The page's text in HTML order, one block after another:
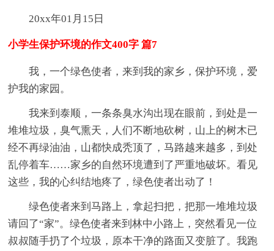
20xx年01月15日
小学生保护环境的作文400字 篇7
我，一个绿色使者，来到我的家乡，保护环境，爱
护我的家园。
我来到泰顺，一条条臭水沟出现在眼前，到处是一
堆堆垃圾，臭气熏天，人们不断地砍树，山上的树木已
经不再绿油油，山都快成秃顶了，马路越来越多，到处
乱停着车……家乡的自然环境遭到了严重地破坏。看见
这些，我的心纠结地疼了，绿色使者出动了！
绿色使者来到马路上，拿起扫把，把那一堆堆垃圾
请回了“家”。绿色使者来到林中小路上，突然看见一位
叔叔随手扔了个垃圾，原本干净的路面又变脏了。我跑